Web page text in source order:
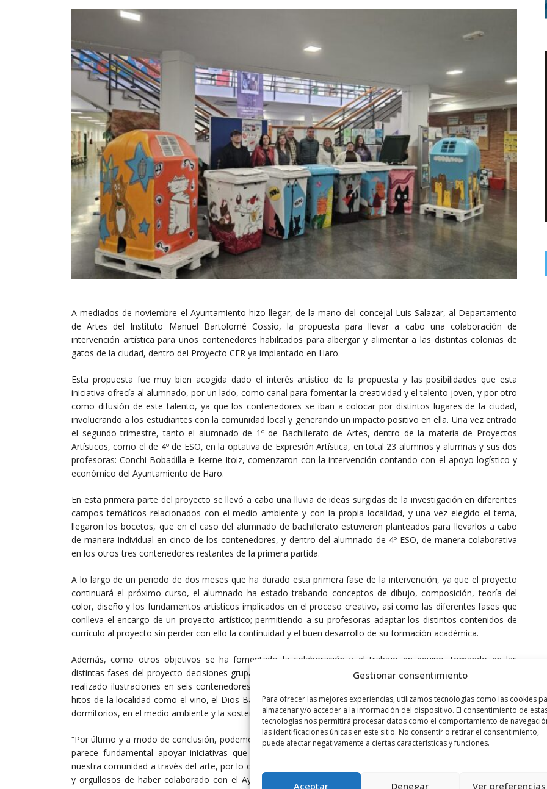
Gestionar consentimiento
Para ofrecer las mejores experiencias, utilizamos tecnologías como las cookies
almacenar y/o acceder a la información del dispositivo. El consentimiento de
tecnologías nos permitirá procesar datos como el comportamiento de
las identificaciones únicas en este sitio. No consentir o retirar el consentimiento,
puede afectar negativamente a ciertas características y funciones.
Aceptar Denegar Ver preferencias
A mediados de noviembre el Ayuntamiento hizo llegar, de la mano del concejal Luis Salazar, al Departamento
de Artes del Instituto Manuel Bartolomé Cossío, la propuesta para llevar a cabo una colaboración de
intervención artística para unos contenedores habilitados para albergar y alimentar a las distintas colonias de
gatos de la ciudad, dentro del Proyecto CER ya implantado en Haro.
Esta propuesta fue muy bien acogida dado el interés artístico de la propuesta y las posibilidades que esta
iniciativa ofrecía al alumnado, por un lado, como canal para fomentar la creatividad y el talento joven, y por otro
como difusión de este talento, ya que los contenedores se iban a colocar por distintos lugares de la ciudad,
involucrando a los estudiantes con la comunidad local y generando un impacto positivo en ella. Una vez entrado
el segundo trimestre, tanto el alumnado de 1º de Bachillerato de Artes, dentro de la materia de Proyectos
Artísticos, como el de 4º de ESO, en la optativa de Expresión Artística, en total 23 alumnos y alumnas y sus dos
profesoras: Conchi Bobadilla e Ikerne Itoiz, comenzaron con la intervención contando con el apoyo logístico y
económico del Ayuntamiento de Haro.
En esta primera parte del proyecto se llevó a cabo una lluvia de ideas surgidas de la investigación en diferentes
campos temáticos relacionados con el medio ambiente y con la propia localidad, y una vez elegido el tema,
llegaron los bocetos, que en el caso del alumnado de bachillerato estuvieron planteados para llevarlos a cabo
de manera individual en cinco de los contenedores, y dentro del alumnado de 4º ESO, de manera colaborativa
en los otros tres contenedores restantes de la primera partida.
A lo largo de un periodo de dos meses que ha durado esta primera fase de la intervención, ya que el proyecto
continuará el próximo curso, el alumnado ha estado trabando conceptos de dibujo, composición, teoría del
color, diseño y los fundamentos artísticos implicados en el proceso creativo, así como las diferentes fases que
conlleva el encargo de un proyecto artístico; permitiendo a su profesoras adaptar los distintos contenidos de
currículo al proyecto sin perder con ello la continuidad y el buen desarrollo de su formación académica.
Además, como otros objetivos se ha fomentado la colaboración y el trabajo en equipo, tomando en las
distintas fases del proyecto decisiones grupales y fomentando la ayuda entre compañeros. En detalle, se han
realizado ilustraciones en seis contenedores habilitados para alimentar a las colonias de gatos, inspiradas en
hitos de la localidad como el vino, el Dios Baco, las luces, el paisaje o la música y otras dos, habilitados como
dormitorios, en el medio ambiente y la sostenibilidad, aunando en todos ellos la figura principal del gato.
“Por último y a modo de conclusión, podemos resaltar que dentro del Departamento de Artes del instituto, nos
parece fundamental apoyar iniciativas que impulsen el talento de nuestros estudiantes y que enriquezcan
nuestra comunidad a través del arte, por lo que, tanto profesorado como el alumnado estamos muy contentos
y orgullosos de haber colaborado con el Ayuntamiento en este inspirador proyecto que esperamos sea bien